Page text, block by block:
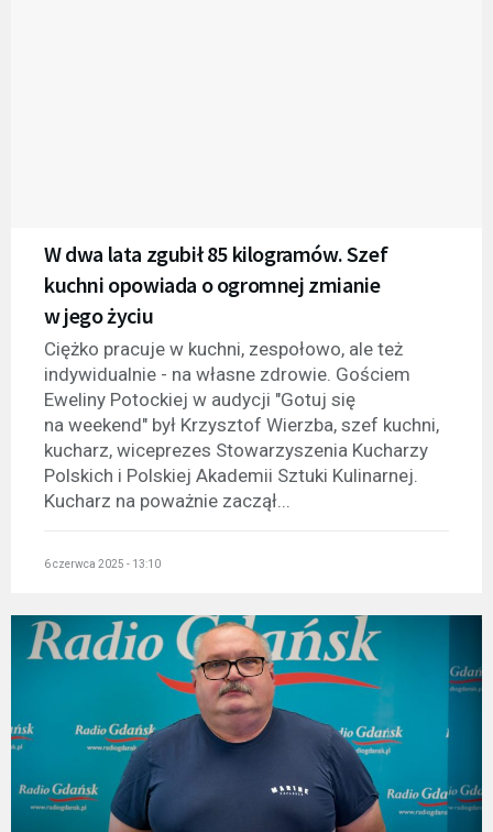
W dwa lata zgubił 85 kilogramów. Szef
kuchni opowiada o ogromnej zmianie
w jego życiu
Ciężko pracuje w kuchni, zespołowo, ale też
indywidualnie - na własne zdrowie. Gościem
Eweliny Potockiej w audycji "Gotuj się
na weekend" był Krzysztof Wierzba, szef kuchni,
kucharz, wiceprezes Stowarzyszenia Kucharzy
Polskich i Polskiej Akademii Sztuki Kulinarnej.
Kucharz na poważnie zaczął...
6 czerwca 2025 - 13:10